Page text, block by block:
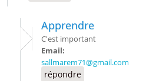
Apprendre
C'est important
Email:
sallmarem71@gmail.com
répondre